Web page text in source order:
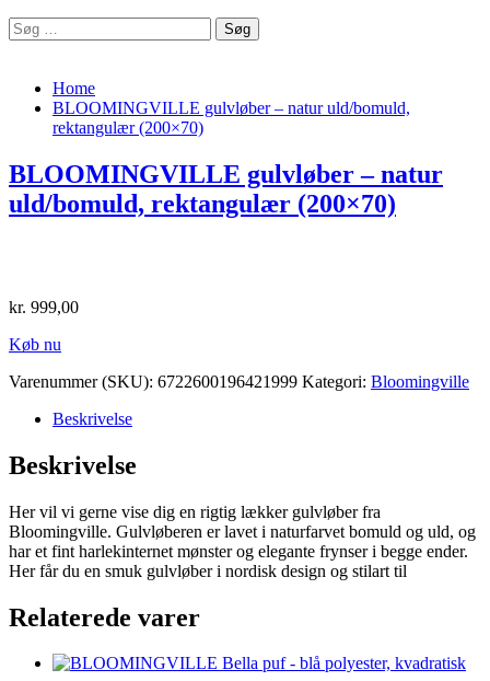
Søg
efter:
Home
BLOOMINGVILLE gulvløber – natur uld/bomuld,
rektangulær (200×70)
BLOOMINGVILLE gulvløber – natur
uld/bomuld, rektangulær (200×70)
kr. 999,00
Køb nu
Varenummer (SKU): 6722600196421999 Kategori: Bloomingville
Beskrivelse
Beskrivelse
Her vil vi gerne vise dig en rigtig lækker gulvløber fra
Bloomingville. Gulvløberen er lavet i naturfarvet bomuld og uld, og
har et fint harlekinternet mønster og elegante frynser i begge ender.
Her får du en smuk gulvløber i nordisk design og stilart til
Relaterede varer